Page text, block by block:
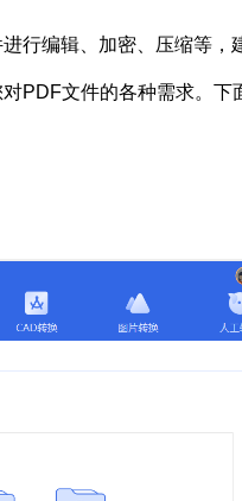
行编辑、加密、压缩等，
PDF文件的各种需求。下